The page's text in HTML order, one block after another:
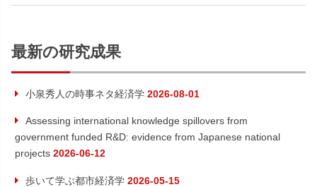
ゲ
ョ
ン
の
事:
最新の研究成果
小泉秀人の時事ネタ経済学 2026-08-01
Assessing international knowledge spillovers from
government funded R&D: evidence from Japanese national
projects 2026-06-12
歩いて学ぶ都市経済学 2026-05-15